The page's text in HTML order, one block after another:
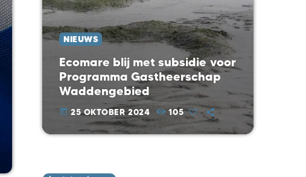
NIEUWS
Ecomare blij met subsidie voor
Programma Gastheerschap
Waddengebied
today 25 OKTOBER 2024 105